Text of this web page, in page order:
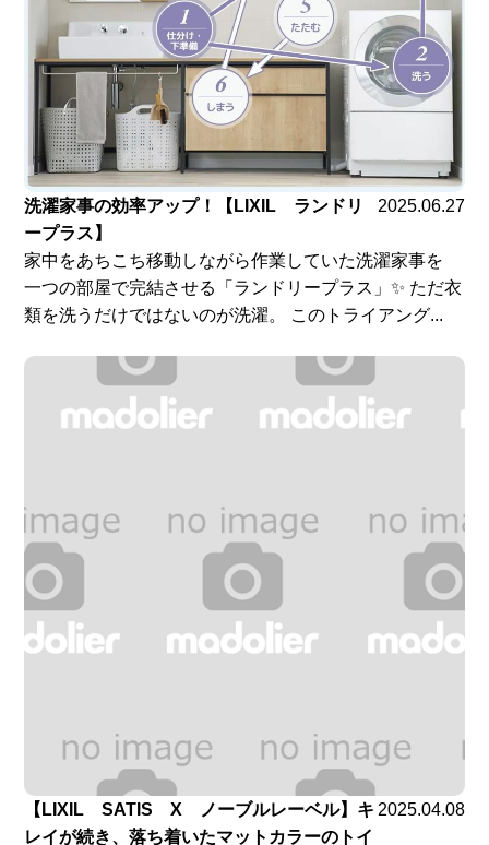
洗濯家事の効率アップ！【LIXIL ランドリ
ープラス】
2025.06.27
家中をあちこち移動しながら作業していた洗濯家事を
一つの部屋で完結させる「ランドリープラス」✨ ただ衣
類を洗うだけではないのが洗濯。 このトライアング...
【LIXIL SATIS X ノーブルレーベル】キ
レイが続き、落ち着いたマットカラーのトイ
2025.04.08